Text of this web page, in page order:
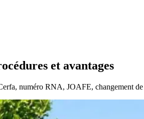
et avantages
numéro RNA, JOAFE, changement de